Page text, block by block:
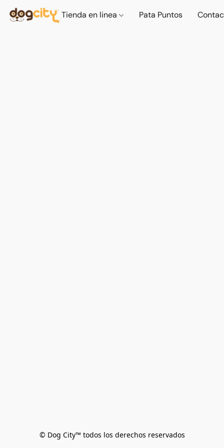
Tienda en linea Pata Puntos
© Dog City™ todos los derechos reservados